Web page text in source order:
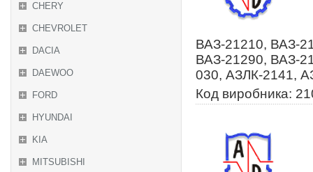
CHERY
CHEVROLET
DACIA
DAEWOO
FORD
HYUNDAI
KIA
MITSUBISHI
ВАЗ-21210, ВАЗ-
ВАЗ-21290, ВАЗ-
030, АЗЛК-2141,
Код виробника: